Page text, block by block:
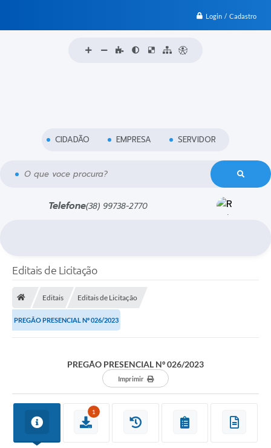
Login / Cadastro
O que voce procura?
CIDADÃO EMPRESA SERVIDOR
Telefone(38) 99738-2770
Editais de Licitação
Editais Editais de Licitação
PREGÃO PRESENCIAL Nº 026/2023
PREGÃO PRESENCIAL Nº 026/2023
Imprimir
1